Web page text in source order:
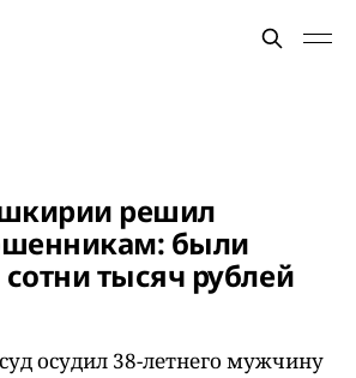
решил
были
тысяч рублей
осудил 38-летнего мужчину